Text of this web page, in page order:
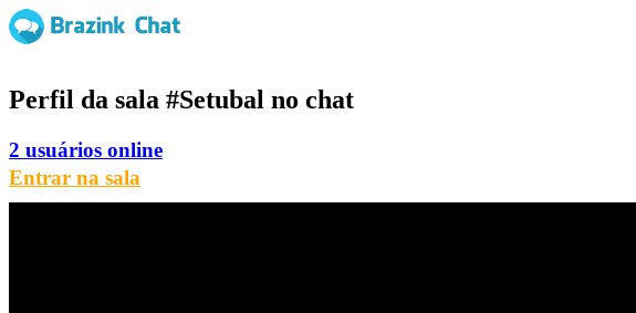
Perfil da sala #Setubal no chat
2 usuários online
Entrar na sala